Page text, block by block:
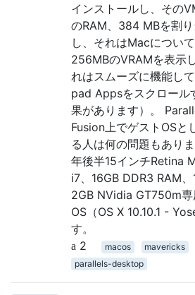
インストールし、その
のRAM、384 MBを割
し、それはMacについ
256MBのVRAMを表示
れはスムーズに機能し
pad Appsをスクロール
果があります）。
Fusion上でゲストOSと
る人は何の問題もあり
年後半15インチRetina
i7、16GB DDR3 RAM、
2GB NVidia GT750m専
OS（OS X 10.10.1 -
す。
2
macos mavericks
parallels-desktop